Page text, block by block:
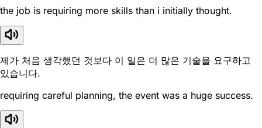
the job is requiring more skills than i initially thought.
제가 처음 생각했던 것보다 이 일은 더 많은 기술을 요구하고
있습니다.
requiring careful planning, the event was a huge success.